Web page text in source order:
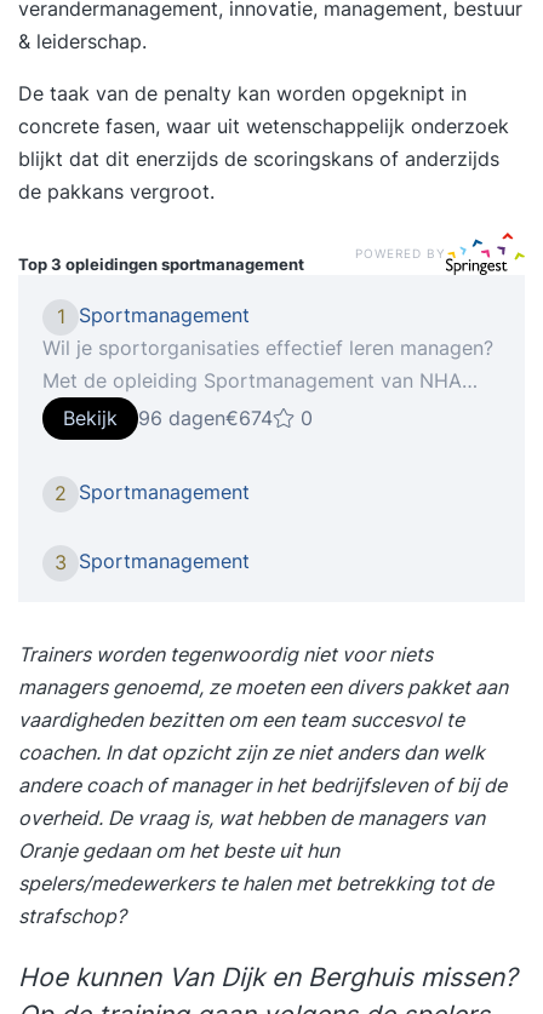
verandermanagement, innovatie, management, bestuur
& leiderschap.
De taak van de penalty kan worden opgeknipt in
concrete fasen, waar uit wetenschappelijk onderzoek
blijkt dat dit enerzijds de scoringskans of anderzijds
de pakkans vergroot.
Top 3 opleidingensportmanagement
POWERED BY
1
Sportmanagement
Wil je sportorganisaties effectief leren managen?
Met de opleiding Sportmanagement van NHA
ontwikkel je vaardigheden in organisatorisc...
Verdiep je in management binnen de sport in de
de lokale sportvereniging of werk je bij een
managementkennis vergroten of opfrissen? Dan
jou! Tijdens deze opleiding leer je alles over de
sportwereld en hoe je een sportorganisatie
efficiënt managet en organiseert. Schrijf je nu in
voor een gratis proefles en ontdek of de
opleiding bij jou past! Speel in op ontwikkelingen
in de sportwereld Sport speelt in de huidige
maatschappij een steeds grotere rol omdat er
meer aandacht wordt besteed aan de voordelen
van beweging en sport. Hierdoor beoefenen
steeds meer mensen een sport. Dankzij deze
toename in sporters verandert de sportwereld
voortdurend en vinden er continue nieuwe
Bekijk 96 dagen€674 0
2 Sportmanagement
3 Sportmanagement
Trainers worden tegenwoordig niet voor niets
managers genoemd, ze moeten een divers pakket aan
vaardigheden bezitten om een team succesvol te
coachen. In dat opzicht zijn ze niet anders dan welk
andere coach of manager in het bedrijfsleven of bij de
overheid. De vraag is, wat hebben de managers van
Oranje gedaan om het beste uit hun
spelers/medewerkers te halen met betrekking tot de
strafschop?
Hoe kunnen Van Dijk en Berghuis missen?